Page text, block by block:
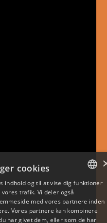
ENGLISH
cookies
indhold og til at vise dig funktioner
trafik. Vi deler også
med vores partnere inden
Vores partnere kan kombinere
har givet dem, eller som de har